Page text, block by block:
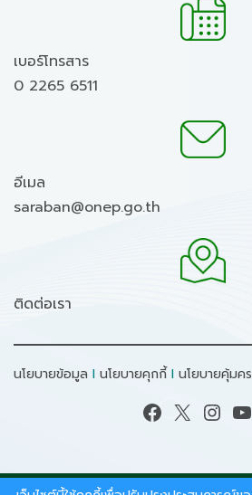
เบอร์โทรสาร
0 2265 6511
อีเมล
saraban@onep.go.th
ติดต่อเรา
นโยบายข้อมูล I นโยบายคุกกี้ I นโยบายคุ้ม
Facebook X Instagram YouTube